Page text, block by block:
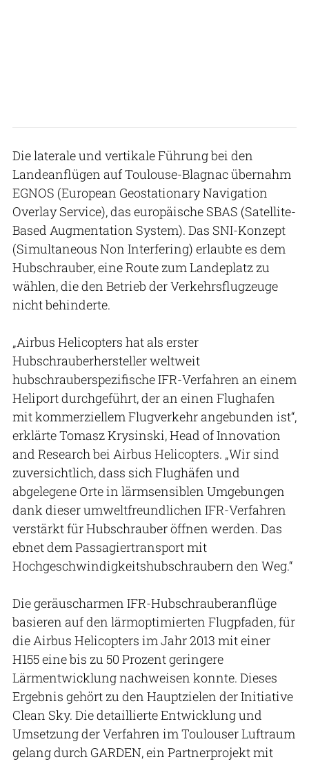
Die laterale und vertikale Führung bei den
Landeanflügen auf Toulouse-Blagnac übernahm
EGNOS (European Geostationary Navigation
Overlay Service), das europäische SBAS (Satellite-
Based Augmentation System). Das SNI-Konzept
(Simultaneous Non Interfering) erlaubte es dem
Hubschrauber, eine Route zum Landeplatz zu
wählen, die den Betrieb der Verkehrsflugzeuge
nicht behinderte.
„Airbus Helicopters hat als erster
Hubschrauberhersteller weltweit
hubschrauberspezifische IFR-Verfahren an einem
Heliport durchgeführt, der an einen Flughafen
mit kommerziellem Flugverkehr angebunden ist“,
erklärte Tomasz Krysinski, Head of Innovation
and Research bei Airbus Helicopters. „Wir sind
zuversichtlich, dass sich Flughäfen und
abgelegene Orte in lärmsensiblen Umgebungen
dank dieser umweltfreundlichen IFR-Verfahren
verstärkt für Hubschrauber öffnen werden. Das
ebnet dem Passagiertransport mit
Hochgeschwindigkeitshubschraubern den Weg.“
Die geräuscharmen IFR-Hubschrauberanflüge
basieren auf den lärmoptimierten Flugpfaden, für
die Airbus Helicopters im Jahr 2013 mit einer
H155 eine bis zu 50 Prozent geringere
Lärmentwicklung nachweisen konnte. Dieses
Ergebnis gehört zu den Hauptzielen der Initiative
Clean Sky. Die detaillierte Entwicklung und
Umsetzung der Verfahren im Toulouser Luftraum
gelang durch GARDEN, ein Partnerprojekt mit